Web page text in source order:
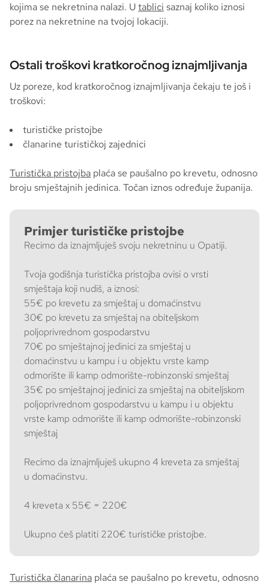
kojima se nekretnina nalazi. Utablici saznaj koliko iznosi
porez na nekretnine na tvojoj lokaciji.
Ostali troškovi kratkoročnog iznajmljivanja
Uz poreze, kod kratkoročnog iznajmljivanja čekaju te još i
troškovi:
turističke pristojbe
članarine turističkoj zajednici
Turistička pristojba plaća se paušalno po krevetu, odnosno
broju smještajnih jedinica. Točan iznos određuje županija.
Primjer turističke pristojbe
Recimo da iznajmljuješ svoju nekretninu u Opatiji.
Tvoja godišnja turistička pristojba ovisi o vrsti
smještaja koji nudiš, a iznosi:
55€ po krevetu za smještaj u domaćinstvu
30€ po krevetu za smještaj na obiteljskom
poljoprivrednom gospodarstvu
70€ po smještajnoj jedinici za smještaj u
domaćinstvu u kampu i u objektu vrste kamp
odmorište ili kamp odmorište-robinzonski smještaj
35€ po smještajnoj jedinici za smještaj na obiteljskom
poljoprivrednom gospodarstvu u kampu i u objektu
vrste kamp odmorište ili kamp odmorište-robinzonski
smještaj
Recimo da iznajmljuješ ukupno 4 kreveta za smještaj
u domaćinstvu.
4 kreveta x 55€ = 220€
Ukupno ćeš platiti 220€ turističke pristojbe.
Turistička članarina plaća se paušalno po krevetu, odnosno